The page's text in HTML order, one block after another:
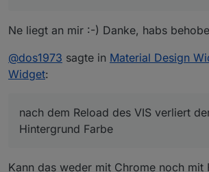
Edit: Verschoben da Frage
Ne liegt an mir :-) Danke, habs
@dos1973 sagte in Material Design
Widget:
nach dem Reload des VIS verliert
Hintergrund Farbe
Kann das weder mit Chrome noch mit